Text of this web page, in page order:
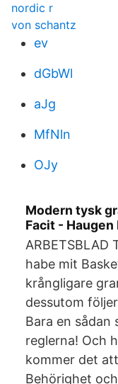
nordic r
von schantz
ev
dGbWl
aJg
MfNln
OJy
Modern tysk
Facit - Haugen
ARBETSBLAD
habe mit
krångligare
dessutom
Bara en sådan
reglerna! Och
kommer det
Behörighet